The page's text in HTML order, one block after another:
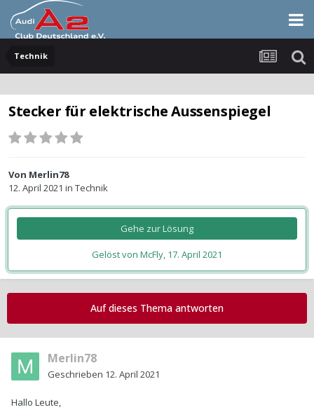
Technik
Stecker für elektrische Aussenspiegel
Von Merlin78
12. April 2021 in Technik
Gehe zur Lösung
Gelöst von McFly, 17. April 2021
Auf dieses Thema antworten
Merlin78
Geschrieben 12. April 2021
Hallo Leute,